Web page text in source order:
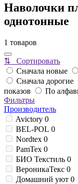
Наволочки
однотонные
1 товаров
⇅ Сортировать
Сначала новые
Сначала дорогие
показов
По
Фильтры
Производитель
Avictory 0
BEL-POL 0
Nordtex 0
PamTex 0
БИО Текстиль 0
ВероникаТекс 0
Домашний уют 0